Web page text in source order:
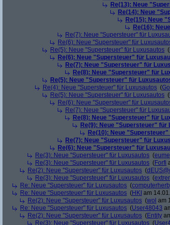
Re(13): Neue
Re(14): Neue
Re(15): Neue
Re(16):
Re(7): Neue "Supersteuer" für
Re(6): Neue "Supersteuer" für
Re(5): Neue "Supersteuer" für Luxusautos (
Re(6): Neue "Supersteuer" für
Re(7): Neue "Supersteuer" für
Re(8): Neue "Supersteuer" für
Re(5): Neue "Supersteuer" für
Re(4): Neue "Supersteuer" für Luxusautos (
Re(5): Neue "Supersteuer" für Luxusautos (
Re(6): Neue "Supersteuer" für
Re(7): Neue "Supersteuer" für
Re(8): Neue "Supersteuer" für
Re(9): Neue "Supersteuer" für
Re(10): Neue
Re(7): Neue "Supersteuer" für
Re(6): Neue "Supersteuer" für
Re(3): Neue "Supersteuer" für Luxusautos (
Re(3): Neue "Supersteuer" für Luxusautos (Forfi
Re(2): Neue "Supersteuer" für Luxusautos (
Re(3): Neue "Supersteuer" für Luxusautos (
Re: Neue "Supersteuer" für Luxusautos (
Re: Neue "Supersteuer" für Luxusautos (HKI am
Re(2): Neue "Supersteuer" für Luxusautos (wol am
Re: Neue "Supersteuer" für Luxusautos (User48043
Re(2): Neue "Supersteuer" für Luxusautos (Entity
Re(3): Neue "Supersteuer" für Luxusautos (